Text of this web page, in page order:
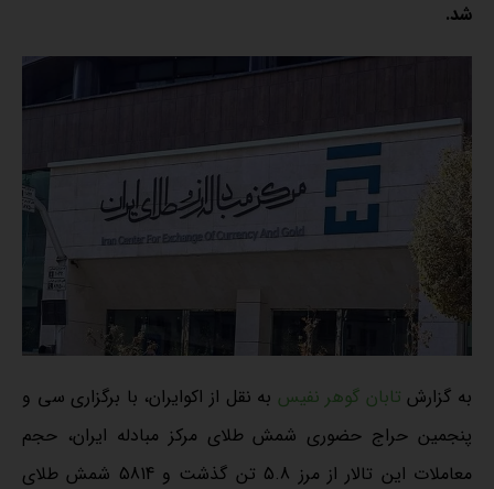
شد.
به گزارش تابان گوهر نفیس به نقل از اکوایران، با برگزاری سی و
پنجمین حراج حضوری شمش طلای مرکز مبادله ایران، حجم
معاملات این تالار از مرز 5.8 تن گذشت و 5814 شمش طلای